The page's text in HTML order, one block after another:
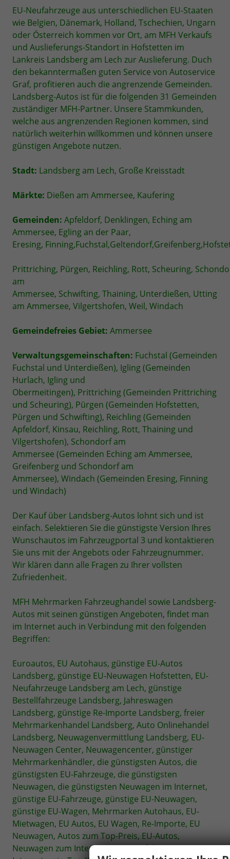
EU-Neufahrzeuge aus unterschiedlichen EU-Staaten
wie Belgien, Dänemark, Holland, Tschechien, Ungarn
oder Österreich kommen vor Ort, am MFH Verkaufs
und Auslieferungs-Standort in Hofstetten im
Lankreis Landsberg am Lech zur Auslieferung. Duch
den bekanntermaßen guten Service von Autoservice
Graf, profitieren auch die angrenzende Gemeinden.
Landsberg-Autos ist für die folgenden 31 Gemeinden
zuständiger MFH-Partner. Unsere Stammkunden,
welche aus angrenzenden Regionen kommen, sind
natürlich weiterhin willkommen und können unsere
günstigen Angebote nutzen.
Stadt: Landsberg am Lech, Große Kreisstadt
Märkte: Dießen am Ammersee, Kaufering
Gemeinden: Apfeldorf, Denklingen, Eching am
Ammersee, Egling an der Paar,
Eresing,
Prittriching, Pürgen, Reichling, Rott, Scheuring,
am
Ammersee, Schwifting, Thaining, Unterdießen, Utting
am Ammersee, Vilgertshofen, Weil, Windach
Gemeindefreies Gebiet: Ammersee
Verwaltungsgemeinschaften: Fuchstal (Gemeinden
Fuchstal und Unterdießen), Igling (Gemeinden
Hurlach, Igling und
Obermeitingen), Prittriching (Gemeinden Prittriching
und Scheuring), Pürgen (Gemeinden Hofstetten,
Pürgen und Schwifting), Reichling (Gemeinden
Apfeldorf, Kinsau, Reichling, Rott, Thaining und
Vilgertshofen), Schondorf am
Ammersee (Gemeinden Eching am Ammersee,
Greifenberg und Schondorf am
Ammersee), Windach (Gemeinden Eresing, Finning
und Windach)
Der Kauf über Landsberg-Autos lohnt sich und ist
einfach. Selektieren Sie die günstigste Version Ihres
Wunschautos im Fahrzeugportal 3 und kontaktieren
Sie uns mit der Angebots oder Fahrzeugnummer.
Wir klären dann alle Fragen zu Ihrer vollsten
Zufriedenheit.
MFH Mehrmarken Fahrzeughandel sowie Landsberg-
Autos mit seinen günstigen Angeboten, findet man
im Internet auch in Verbindung mit den folgenden
Begriffen:
Euroautos, EU Autohaus, günstige EU-Autos
Landsberg, günstige EU-Neuwagen Hofstetten, EU-
Neufahrzeuge Landsberg am Lech, günstige
Bestellfahrzeuge Landsberg, Jahreswagen
Landsberg, günstige Re-Importe Landsberg, freier
Mehrmarkenhandel Landsberg, Auto Onlinehandel
Landsberg, Neuwagenvermittlung Landsberg, EU-
Neuwagen Center, Neuwagencenter, günstiger
Mehrmarkenhändler, die günstigsten Autos, die
günstigsten EU-Fahrzeuge, die günstigsten
Neuwagen, die günstigsten Neuwagen im Internet,
günstige EU-Fahrzeuge, günstige EU-Neuwagen,
günstige EU-Wagen, Mehrmarken Autohaus, EU-
Mietwagen, EU Autos, EU Wagen, Re-Importe, EU
Neuwagen, Autos zum Top-Preis, EU-Autos,
Neuwagen zum Internetpreis, Neufahrzeuge zum